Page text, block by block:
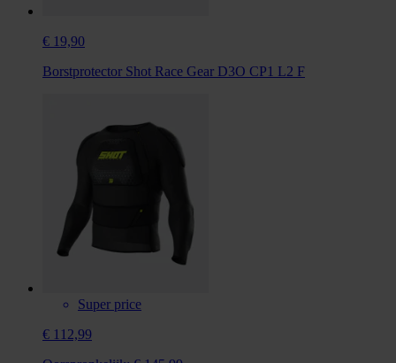
€ 19,90
Borstprotector Shot Race Gear D3O CP1 L2 F
Super price
€ 112,99